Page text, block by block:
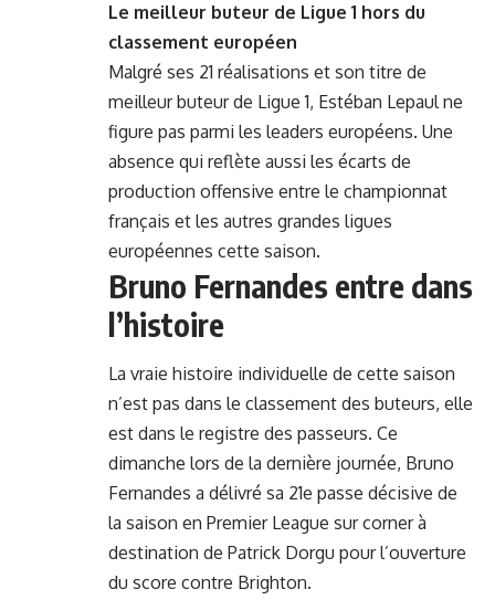
Le meilleur buteur de Ligue 1 hors du
classement européen
Malgré ses 21 réalisations et son titre de
meilleur buteur de Ligue 1, Estéban Lepaul ne
figure pas parmi les leaders européens. Une
absence qui reflète aussi les écarts de
production offensive entre le championnat
français et les autres grandes ligues
européennes cette saison.
Bruno Fernandes entre dans
l’histoire
La vraie histoire individuelle de cette saison
n’est pas dans le classement des buteurs, elle
est dans le registre des passeurs. Ce
dimanche lors de la dernière journée, Bruno
Fernandes a délivré sa 21e passe décisive de
la saison en Premier League sur corner à
destination de Patrick Dorgu pour l’ouverture
du score contre Brighton.